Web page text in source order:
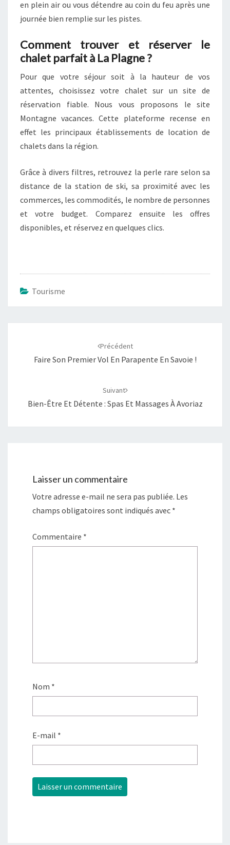
en plein air ou vous détendre au coin du feu après une
journée bien remplie sur les pistes.
Comment trouver et réserver le
chalet parfait à La Plagne ?
Pour que votre séjour soit à la hauteur de vos
attentes, choisissez votre chalet sur un site de
réservation fiable. Nous vous proposons le site
Montagne vacances. Cette plateforme recense en
effet les principaux établissements de location de
chalets dans la région.
Grâce à divers filtres, retrouvez la perle rare selon sa
distance de la station de ski, sa proximité avec les
commerces, les commodités, le nombre de personnes
et votre budget. Comparez ensuite les offres
disponibles, et réservez en quelques clics.
Tourisme
Précédent
Faire Son Premier Vol En Parapente En Savoie !
Suivant
Bien-Être Et Détente : Spas Et Massages À Avoriaz
Laisser un commentaire
Votre adresse e-mail ne sera pas publiée. Les
champs obligatoires sont indiqués avec *
Commentaire *
Nom *
E-mail *